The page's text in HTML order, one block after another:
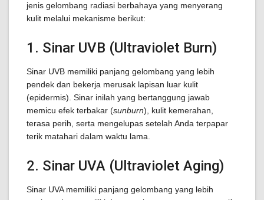
jenis gelombang radiasi berbahaya yang menyerang
kulit melalui mekanisme berikut:
1. Sinar UVB (Ultraviolet Burn)
Sinar UVB memiliki panjang gelombang yang lebih
pendek dan bekerja merusak lapisan luar kulit
(epidermis). Sinar inilah yang bertanggung jawab
memicu efek terbakar (sunburn), kulit kemerahan,
terasa perih, serta mengelupas setelah Anda terpapar
terik matahari dalam waktu lama.
2. Sinar UVA (Ultraviolet Aging)
Sinar UVA memiliki panjang gelombang yang lebih